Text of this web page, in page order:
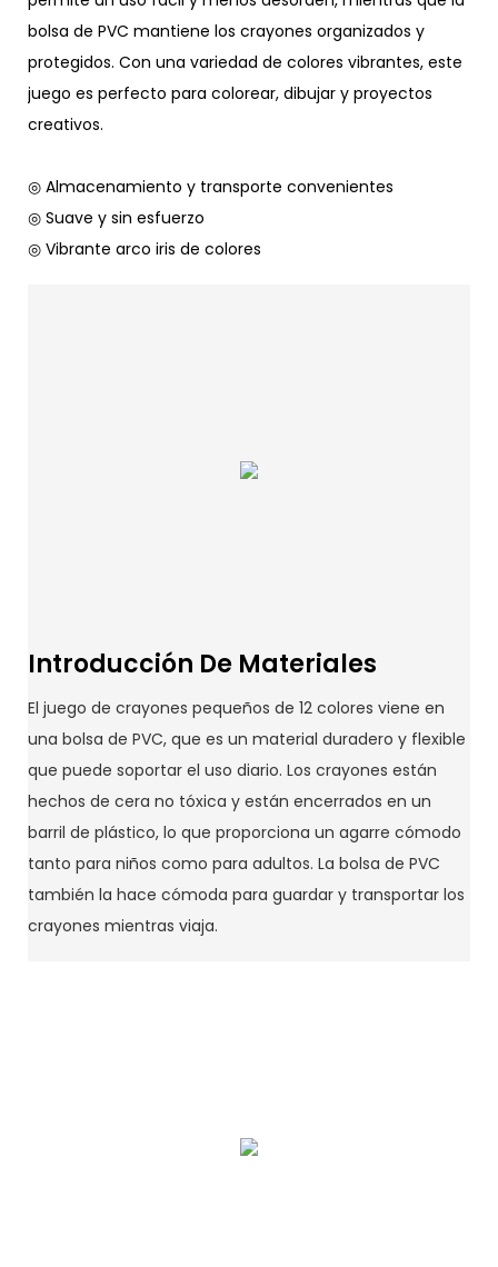
bolsa de PVC mantiene los crayones organizados y
protegidos. Con una variedad de colores vibrantes, este
juego es perfecto para colorear, dibujar y proyectos
creativos.
◎ Almacenamiento y transporte convenientes
◎ Suave y sin esfuerzo
◎ Vibrante arco iris de colores
Introducción De Materiales
El juego de crayones pequeños de 12 colores viene en
una bolsa de PVC, que es un material duradero y flexible
que puede soportar el uso diario. Los crayones están
hechos de cera no tóxica y están encerrados en un
barril de plástico, lo que proporciona un agarre cómodo
tanto para niños como para adultos. La bolsa de PVC
también la hace cómoda para guardar y transportar los
crayones mientras viaja.